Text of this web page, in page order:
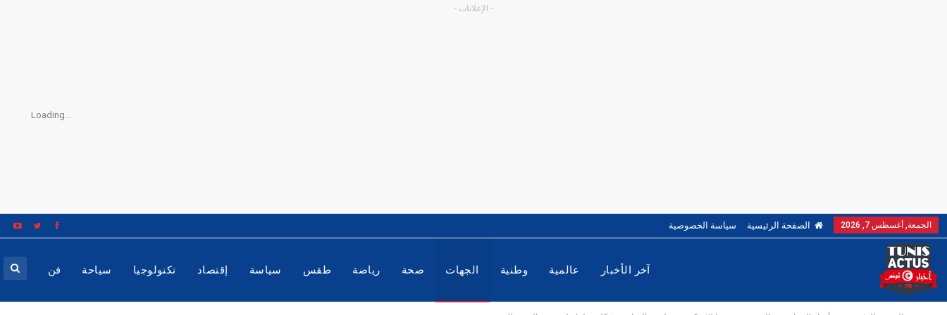
- الإعلانات -
Loading...
الجمعة, أغسطس 7, 2026 الصفحة الرئيسية سياسة الخصوصية
آخر الأخبار عالمية وطنية الجهات صحة رياضة طقس سياسة إقتصاد تكنولوجيا سياحة فن